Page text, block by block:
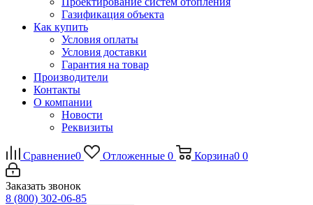
Газификация объекта
Как купить
Условия оплаты
Условия доставки
Гарантия на товар
Производители
Контакты
О компании
Новости
Реквизиты
Сравнение0 Отложенные 0 Корзина0 0
Заказать звонок
8 (800) 302-06-85